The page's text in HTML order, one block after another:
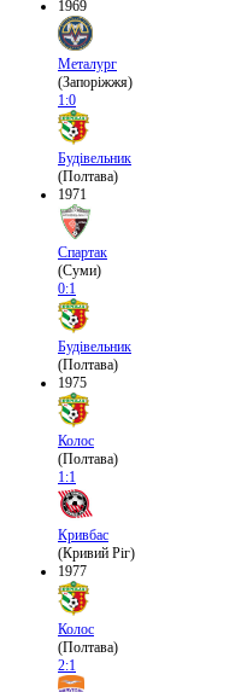
1969
Металург
(Запоріжжя)
1:0
Будівельник
(Полтава)
1971
Спартак
(Суми)
0:1
Будівельник
(Полтава)
1975
Колос
(Полтава)
1:1
Кривбас
(Кривий Ріг)
1977
Колос
(Полтава)
2:1